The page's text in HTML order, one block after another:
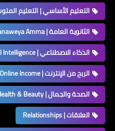
التعليم الأساسي | التعليم
الثانوية العامة | Thanaweya Amma
الذكاء الاصطناعي | Artificial Intelligence
الربح من الإنترنت | Online Income
الصحة والجمال | Health & Beauty
العلاقات | Relationships